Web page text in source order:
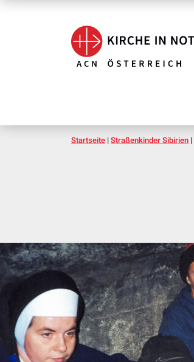
Startseite | Straßenkinder Sibirien |